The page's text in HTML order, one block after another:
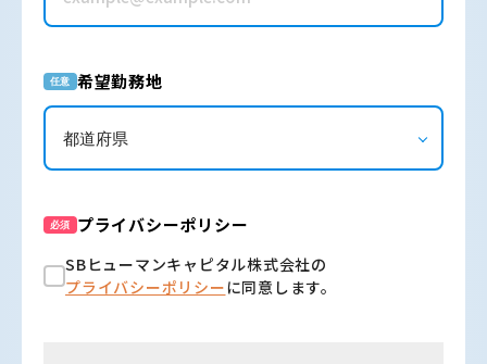
任意 希望勤務地
必須 プライバシーポリシー
SBヒューマンキャピタル株式会社の
プライバシーポリシーに同意します。